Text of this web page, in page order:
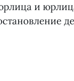
и